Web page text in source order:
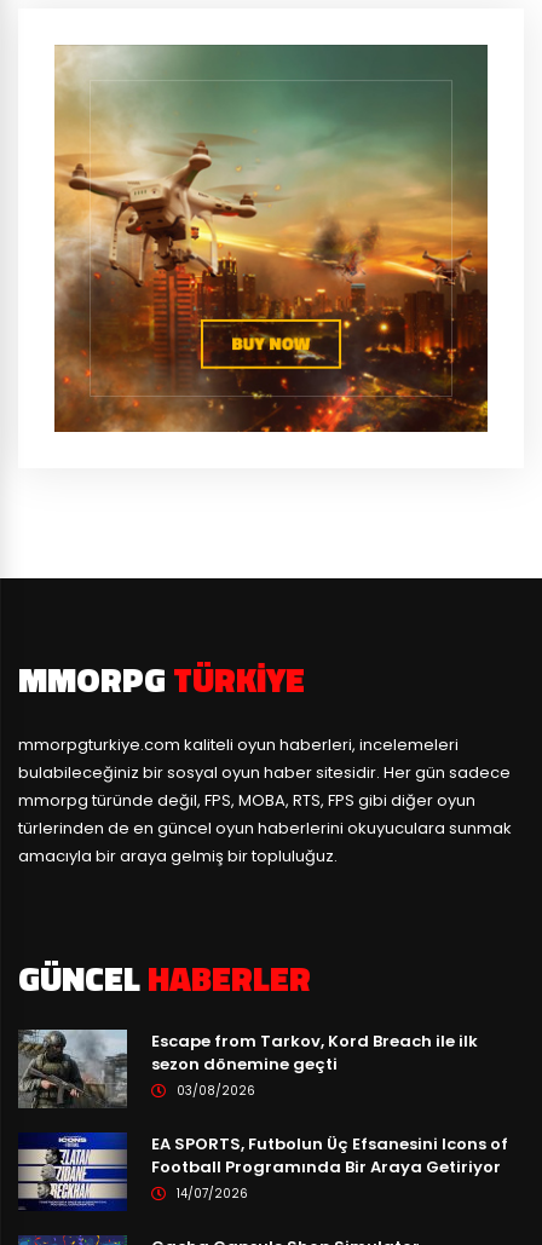
MMORPGTÜRKIYE
mmorpgturkiye.com kaliteli oyun haberleri, incelemeleri
bulabileceğiniz bir sosyal oyun haber sitesidir. Her gün sadece
mmorpg türünde değil, FPS, MOBA, RTS, FPS gibi diğer oyun
türlerinden de en güncel oyun haberlerini okuyuculara sunmak
amacıyla bir araya gelmiş bir topluluğuz.
GÜNCELHABERLER
Escape from Tarkov, Kord Breach ile ilk
sezon dönemine geçti
03/08/2026
EA SPORTS, Futbolun Üç Efsanesini Icons of
Football Programında Bir Araya Getiriyor
14/07/2026